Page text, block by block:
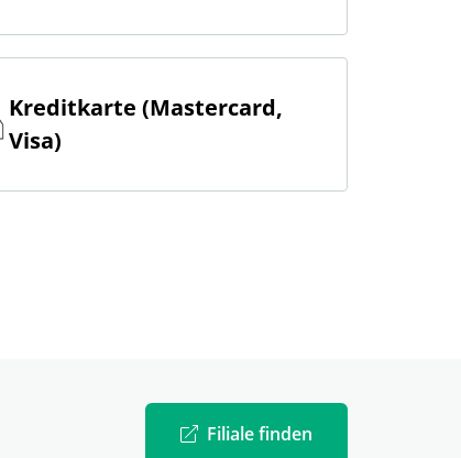
Kreditkarte (Mastercard,
Visa)
Filiale finden